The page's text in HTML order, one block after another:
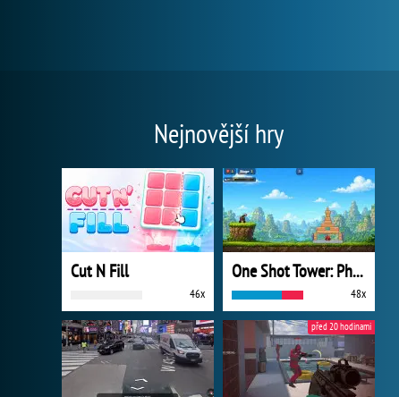
Nejnovější hry
Cut N Fill
46x
One Shot Tower: Physics Destroyer
48x
před 20 hodinami